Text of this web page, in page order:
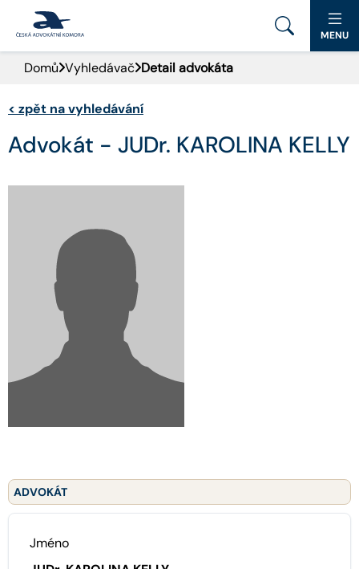
PORTÁL ČAK
DOMŮ
AKTUALITY
PRO VEŘEJNOST
ADVOKÁTNÍ DENÍK
KONTAKT
MENU
Domů Vyhledávač Detail advokáta
< zpět na vyhledávání
Advokát - JUDr. KAROLINA KELLY
ADVOKÁT
Jméno